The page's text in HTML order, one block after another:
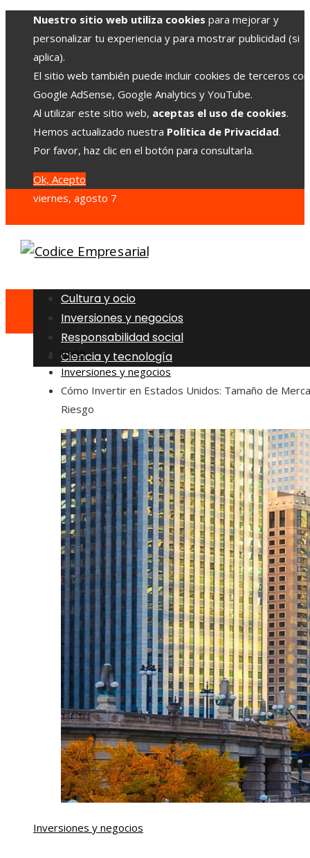
Nuestro sitio web utiliza cookies para mejorar y
personalizar tu experiencia y para mostrar publicidad (si
aplica).
El sitio web también puede incluir cookies de terceros
Google AdSense, Google Analytics y YouTube.
Al utilizar este sitio web, aceptas el uso de cookies.
Hemos actualizado nuestra Política de Privacidad.
Por favor, haz clic en el botón para consultarla.
Ok, Acepto
viernes, agosto 7
Cultura y ocio
Inversiones y negocios
Responsabilidad social
Ciencia y tecnología
Inicio
Inversiones y negocios
Cómo Invertir en Estados Unidos: Tamaño de
Riesgo
Inversiones y negocios